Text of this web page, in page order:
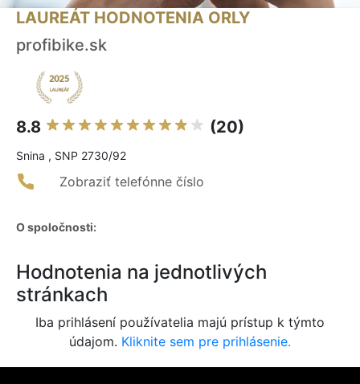
LAUREÁT HODNOTENIA ORLY
profibike.sk
8.8 (20)
Snina , SNP 2730/92
Zobraziť telefónne číslo
O spoločnosti:
Hodnotenia na jednotlivých
stránkach
Iba prihlásení používatelia majú prístup k týmto
údajom. Kliknite sem pre prihlásenie.